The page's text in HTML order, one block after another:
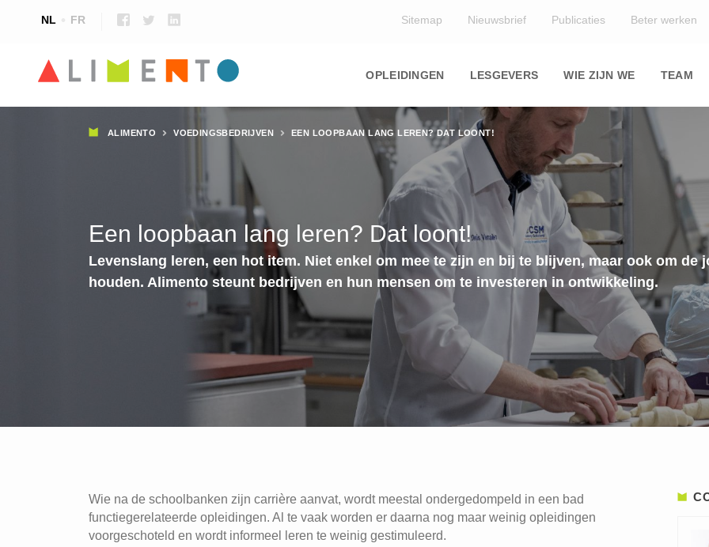
NL FR Sitemap Nieuwsbrief Publicaties Beter werken
navigation
OPLEIDINGEN LESGEVERS WIE ZIJN WE TEAM
Kruimelpad
ALIMENTO VOEDINGSBEDRIJVEN EEN LOOPBAAN LANG LEREN? DAT LOONT!
Een loopbaan lang leren? Dat loont!
Levenslang leren, een hot item. Niet enkel om mee te zijn en bij te blijven, maar ook om de
houden. Alimento steunt bedrijven en hun mensen om te investeren in ontwikkeling.
Wie na de schoolbanken zijn carrière aanvat, wordt meestal ondergedompeld in een bad
functiegerelateerde opleidingen. Al te vaak worden er daarna nog maar weinig opleidingen
voorgeschoteld en wordt informeel leren te weinig gestimuleerd.